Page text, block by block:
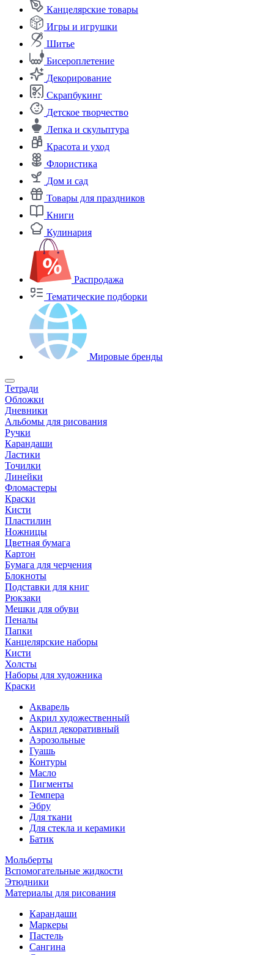
Канцелярские товары
Игры и игрушки
Шитье
Бисероплетение
Декорирование
Скрапбукинг
Детское творчество
Лепка и скульптура
Красота и уход
Флористика
Дом и сад
Товары для праздников
Книги
Кулинария
Распродажа
Тематические подборки
Мировые бренды
Тетради
Обложки
Дневники
Альбомы для рисования
Ручки
Карандаши
Ластики
Точилки
Линейки
Фломастеры
Краски
Кисти
Пластилин
Ножницы
Цветная бумага
Картон
Бумага для черчения
Блокноты
Подставки для книг
Рюкзаки
Мешки для обуви
Пеналы
Папки
Канцелярские наборы
Кисти
Холсты
Наборы для художника
Краски
Акварель
Акрил художественный
Акрил декоративный
Аэрозольные
Гуашь
Контуры
Масло
Пигменты
Темпера
Эбру
Для ткани
Для стекла и керамики
Батик
Мольберты
Вспомогательные жидкости
Этюдники
Материалы для рисования
Карандаши
Маркеры
Пастель
Сангина